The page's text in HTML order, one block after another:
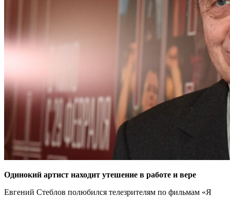
Одинокий артист находит утешение в работе и вере
Евгений Стеблов полюбился телезрителям по фильмам «Я